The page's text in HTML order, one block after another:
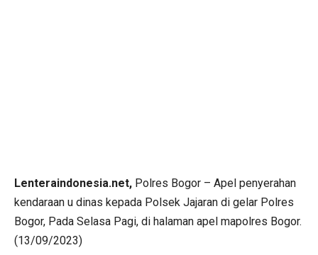
Lenteraindonesia.net, Polres Bogor – Apel penyerahan
kendaraan u dinas kepada Polsek Jajaran di gelar Polres
Bogor, Pada Selasa Pagi, di halaman apel mapolres Bogor.
(13/09/2023)